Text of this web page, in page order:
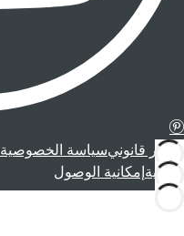
إشعار قانونيسياسة الخصوصية
قانونية إمكانية الوصول